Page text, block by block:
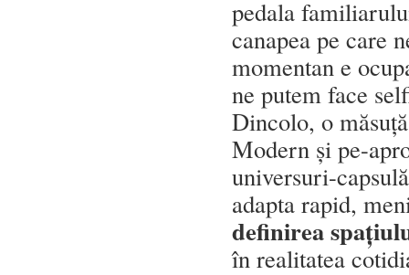
pedala
canapea pe care
momentan e
ne putem face
Dincolo, o
Modern și pe-
universuri-
adapta rapid,
definirea
în realitatea